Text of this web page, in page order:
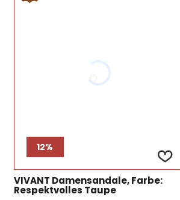
12%
VIVANT Damensandale, Farbe:
Respektvolles Taupe